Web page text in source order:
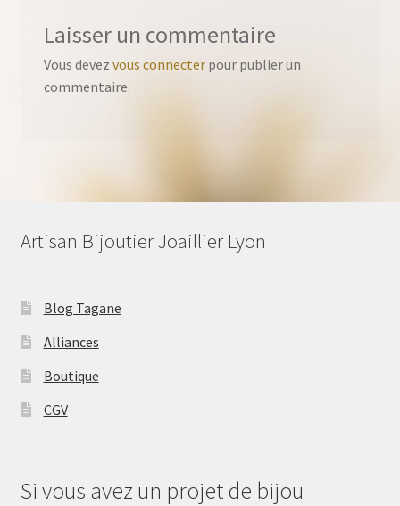
Laisser un commentaire
Vous devez vous connecterpour publier un
commentaire.
Artisan Bijoutier Joaillier Lyon
Blog Tagane
Alliances
Boutique
CGV
Si vous avez un projet de bijou